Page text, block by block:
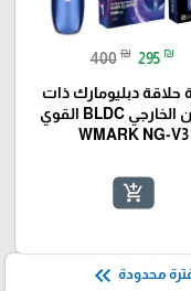
400 ₪ 295 ₪
حلاقة دبليومارك ذات
الدوران الخارجي BLDC القوي
WMARK NG-V3
add_shopping_cart
محدودة keyboard_double_arrow_left